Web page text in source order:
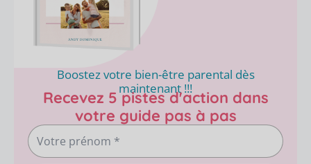
Boostez votre bien-être parental dès
maintenant !!!
Recevez 5 pistes d'action dans
votre guide pas à pas
Votre
prénom